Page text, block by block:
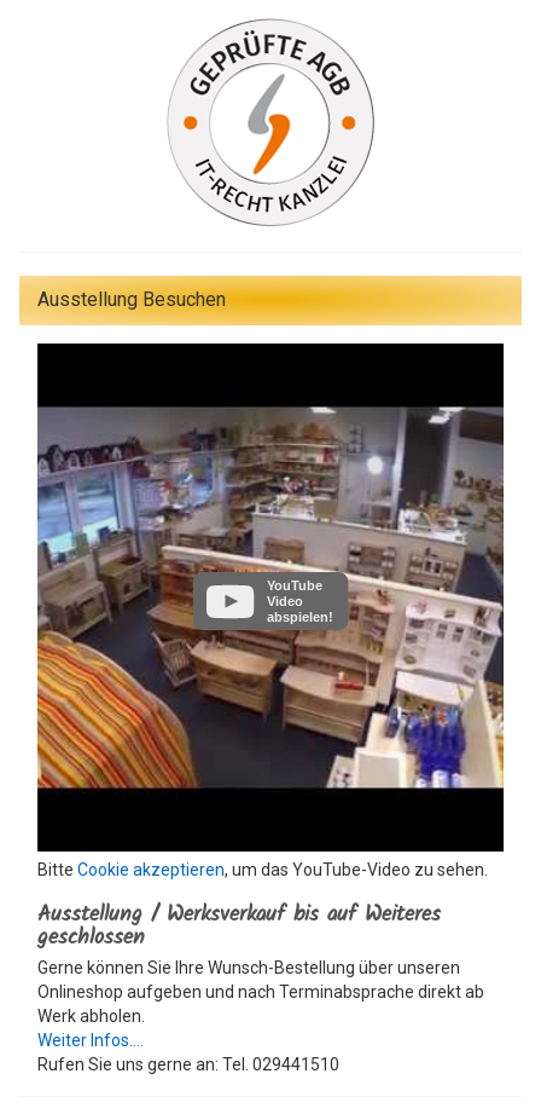
Ausstellung Besuchen
YouTube
Video
abspielen!
Bitte Cookie akzeptieren, um das YouTube-Video zu sehen.
Ausstellung / Werksverkauf bis auf Weiteres
geschlossen
Gerne können Sie Ihre Wunsch-Bestellung über unseren
Onlineshop aufgeben und nach Terminabsprache direkt ab
Werk abholen.
Weiter Infos....
Rufen Sie uns gerne an: Tel. 029441510